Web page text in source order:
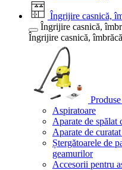
Îngrijire casnică,
Îngrijire casnică,
Îngrijire casnică,
Aspiratoare
Aparate de spălat
Aparate de
Ștergătoarele de
geamurilor
Accesorii pentru